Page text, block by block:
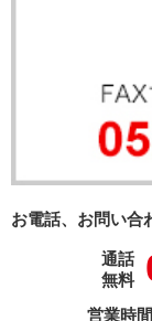
お電話、お問い合
通話
無料
営業時